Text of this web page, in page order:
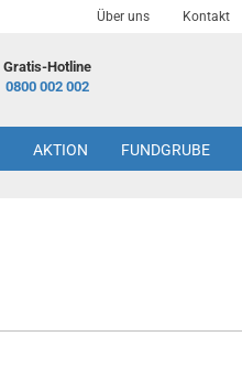
Über uns Kontakt
Gratis-Hotline
0800 002 002
AKTION FUNDGRUBE